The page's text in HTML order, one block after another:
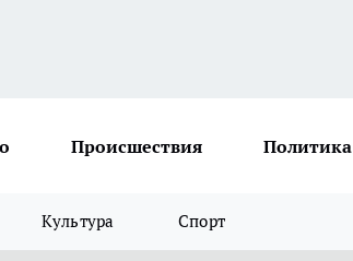
Происшествия Политика
Культура Спорт